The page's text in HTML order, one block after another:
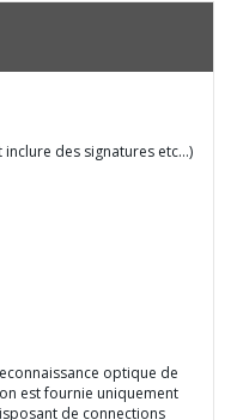
des signatures etc…)
optique de
est fournie uniquement
de connections